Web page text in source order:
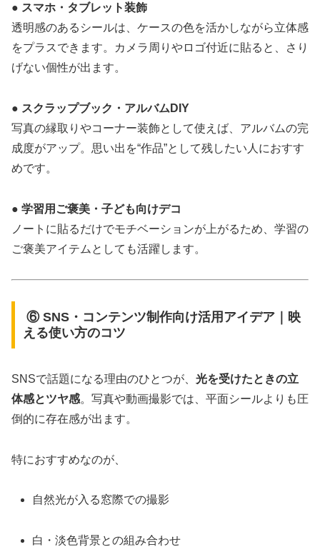
● スマホ・タブレット装飾
透明感のあるシールは、ケースの色を活かしながら立体感
をプラスできます。カメラ周りやロゴ付近に貼ると、さり
げない個性が出ます。
● スクラップブック・アルバムDIY
写真の縁取りやコーナー装飾として使えば、アルバムの完
成度がアップ。思い出を“作品”として残したい人におすす
めです。
● 学習用ご褒美・子ども向けデコ
ノートに貼るだけでモチベーションが上がるため、学習の
ご褒美アイテムとしても活躍します。
⑥ SNS・コンテンツ制作向け活用アイデア｜映
える使い方のコツ
SNSで話題になる理由のひとつが、 光を受けたときの立
体感とツヤ感。写真や動画撮影では、平面シールよりも圧
倒的に存在感が出ます。
特におすすめなのが、
自然光が入る窓際での撮影
白・淡色背景との組み合わせ